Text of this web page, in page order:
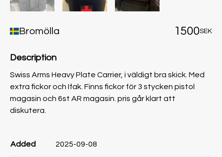
Bromölla 1500SEK
Description
Swiss Arms Heavy Plate Carrier, i väldigt bra skick. Med
extra fickor och Ifak. Finns fickor för 3 stycken pistol
magasin och 6st AR magasin. pris går klart att
diskutera.
Added 2025-09-08